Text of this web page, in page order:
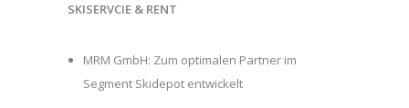
SKISERVCIE & RENT
MRM GmbH: Zum optimalen Partner im
Segment Skidepot entwickelt